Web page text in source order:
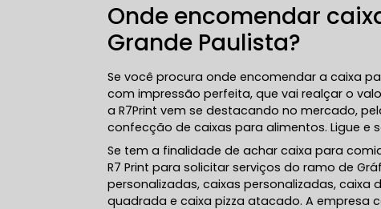
Onde encomendar
Grande Paulista?
Se você procura onde encomendar a caixa
com impressão perfeita, que vai realçar o
a R7Print vem se destacando no mercado,
confecção de caixas para alimentos. Ligue e
Se tem a finalidade de achar caixa para
R7 Print para solicitar serviços do ramo de
personalizadas, caixas personalizadas, caixa
quadrada e caixa pizza atacado. A empresa